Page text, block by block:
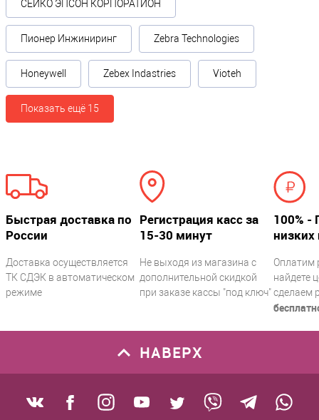
СЕЙКО ЭПСОН КОРПОРАТИОН
Пионер Инжиниринг Zebra Technologies
Honeywell Zebex Indastries Vioteh
Показать ещё 15
Быстрая доставка по
России
Доставка осуществляется
ТК СДЭК в автоматическом
режиме
Регистрация касс за
15-30 минут
Не выходя из магазина с
дополнительной скидкой
при заказе кассы "под ключ"
100% -
низких
Оплатим
найдете
сделаем
НАВЕРХ